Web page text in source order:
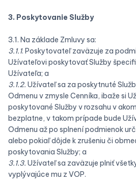
3. Poskytovanie Služby
3.1. Na základe Zmluvy sa:
3.1.1. Poskytovateľ zaväzuje za
Užívateľovi poskytovať Služby
Užívateľa; a
3.1.2. Užívateľ sa za poskytnuté
Odmenu v zmysle Cenníka, ibaže si
poskytované Služby v rozsahu v
bezplatne, v takom prípade bude
Odmenu až po splnení podmienok
alebo pokiaľ dôjde k zrušeniu či
poskytovania Služby; a
3.1.3. Užívateľ sa zaväzuje plniť
vyplývajúce mu z VOP.